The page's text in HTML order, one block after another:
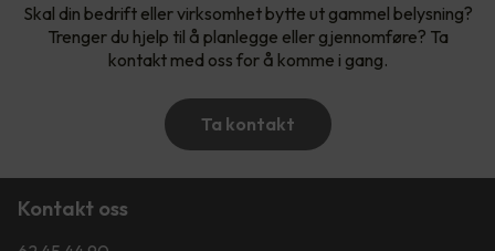
Skal din bedrift eller virksomhet bytte ut gammel belysning?
Trenger du hjelp til å planlegge eller gjennomføre? Ta
kontakt med oss for å komme i gang.
Ta kontakt
Kontakt oss